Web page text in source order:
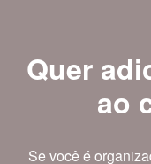
Quer
ao
Se você é